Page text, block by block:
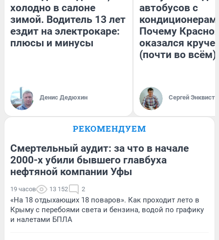
холодно в салоне
зимой. Водитель 13 лет
ездит на электрокаре:
плюсы и минусы
Денис Дедюхин
автобусов с
Почему
оказался
(почти во всём)
Сергей Энквист
РЕКОМЕНДУЕМ
Смертельный аудит: за что в начале
2000-х убили бывшего главбуха
нефтяной компании Уфы
19 часов 13 152 2
«На 18 отдыхающих 18 поваров». Как проходит лето в
Крыму с перебоями света и бензина, водой по графику
и налетами БПЛА